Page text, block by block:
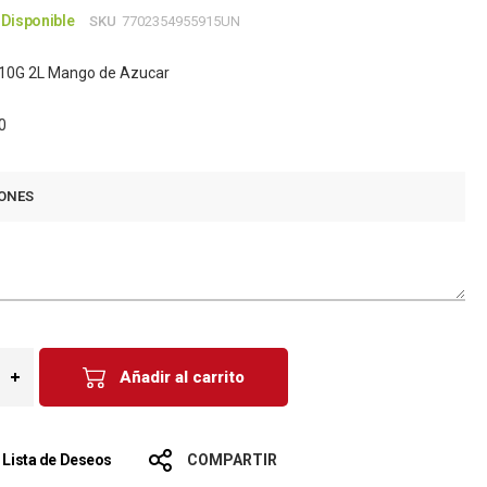
Disponible SKU 7702354955915UN
2L Mango de Azucar
Añadir al carrito
de Deseos COMPARTIR